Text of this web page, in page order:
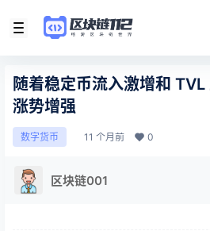
随着稳定币流入激增和
涨势增强
数字货币 11 个月前 0
区块链001